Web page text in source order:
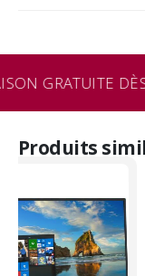
GRATUITE
Produits